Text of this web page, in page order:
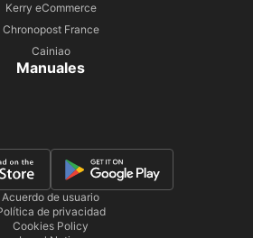
Kerry eCommerce
Chronopost France
Cainiao
Manuales
Acuerdo de usuario
de privacidad
Cookies Policy